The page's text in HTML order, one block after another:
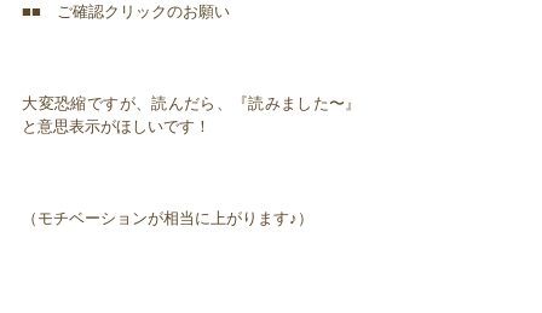
■■ ご確認クリックのお願い
大変恐縮ですが、読んだら、『読みました〜』
と意思表示がほしいです！
（モチベーションが相当に上がります♪）